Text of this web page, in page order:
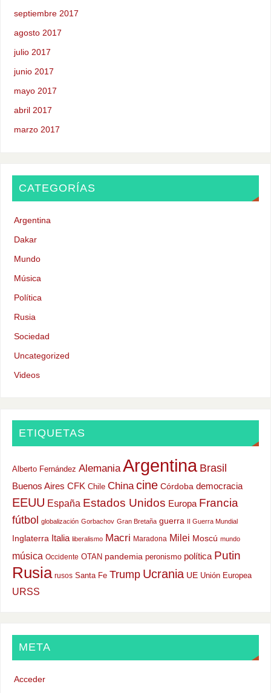
septiembre 2017
agosto 2017
julio 2017
junio 2017
mayo 2017
abril 2017
marzo 2017
CATEGORÍAS
Argentina
Dakar
Mundo
Música
Política
Rusia
Sociedad
Uncategorized
Videos
ETIQUETAS
Alberto Fernández Alemania Argentina Brasil
Buenos Aires CFK Chile China cine Córdoba democracia
EEUU España Estados Unidos Europa Francia
fútbol globalización Gorbachov Gran Bretaña guerra II Guerra Mundial
Inglaterra Italia liberalismo Macri Maradona Milei Moscú mundo
música Occidente OTAN pandemia peronismo política Putin
Rusia rusos Santa Fe Trump Ucrania UE Unión Europea
URSS
META
Acceder